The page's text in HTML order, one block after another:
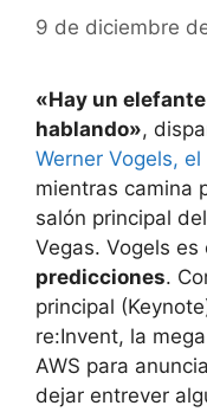
9 de diciembre
«Hay un
hablando»,
Werner Vogels,
mientras camina
salón principal
Vegas. Vogels
predicciones.
principal
re:Invent, la
AWS para
dejar entrever